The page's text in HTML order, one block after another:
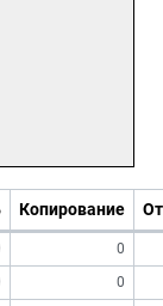
Копирование
0
0